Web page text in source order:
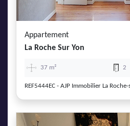
Appartement
La Roche Sur Yon
37 m² 2
REF5444EC - AJP Immobilier La Roche-